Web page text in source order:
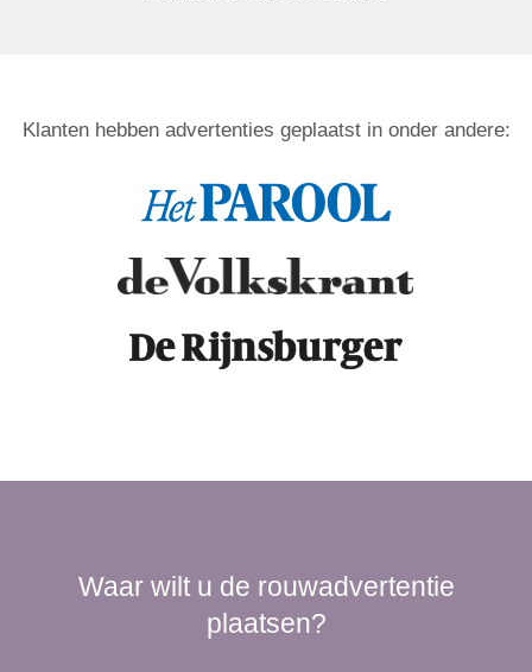
Klanten hebben advertenties geplaatst in onder andere:
Waar wilt u de rouwadvertentie
plaatsen?